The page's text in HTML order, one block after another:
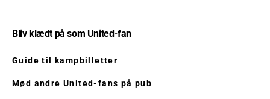
Bliv klædt på som United-fan
Guide til kampbilletter
Mød andre United-fans på pub